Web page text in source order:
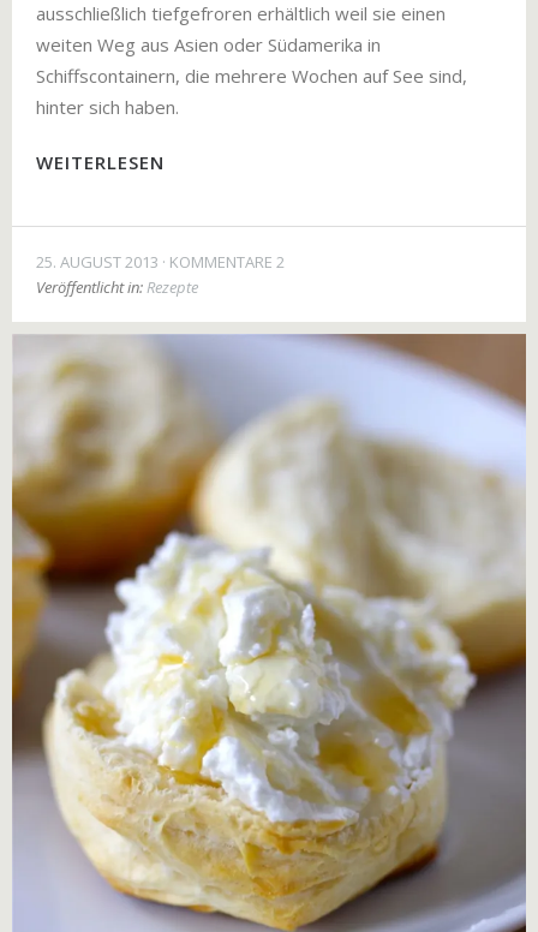
ausschließlich tiefgefroren erhältlich weil sie einen
weiten Weg aus Asien oder Südamerika in
Schiffscontainern, die mehrere Wochen auf See sind,
hinter sich haben.
WEITERLESEN
25. AUGUST 2013
KOMMENTARE 2
Veröffentlicht in:Rezepte